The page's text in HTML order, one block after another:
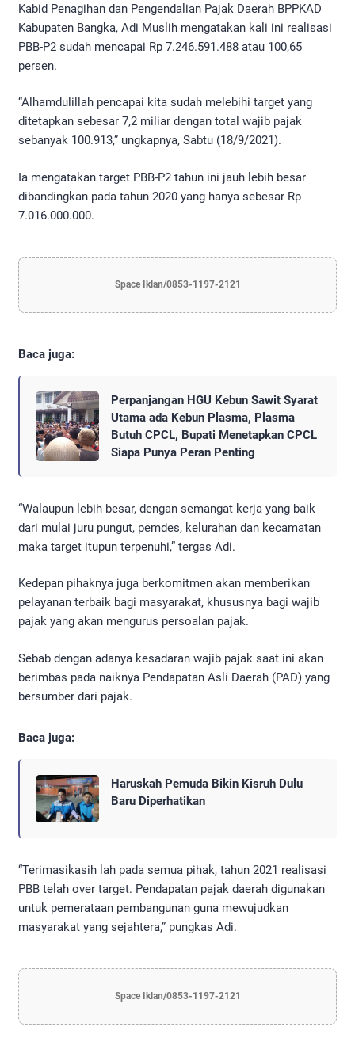
Kabid Penagihan dan Pengendalian Pajak Daerah BPPKAD
Kabupaten Bangka, Adi Muslih mengatakan kali ini realisasi
PBB-P2 sudah mencapai Rp 7.246.591.488 atau 100,65
persen.
“Alhamdulillah pencapai kita sudah melebihi target yang
ditetapkan sebesar 7,2 miliar dengan total wajib pajak
sebanyak 100.913,” ungkapnya, Sabtu (18/9/2021).
Ia mengatakan target PBB-P2 tahun ini jauh lebih besar
dibandingkan pada tahun 2020 yang hanya sebesar Rp
7.016.000.000.
Space Iklan/0853-1197-2121
Baca juga:
Perpanjangan HGU Kebun Sawit Syarat
Utama ada Kebun Plasma, Plasma
Butuh CPCL, Bupati Menetapkan CPCL
Siapa Punya Peran Penting
“Walaupun lebih besar, dengan semangat kerja yang baik
dari mulai juru pungut, pemdes, kelurahan dan kecamatan
maka target itupun terpenuhi,” tergas Adi.
Kedepan pihaknya juga berkomitmen akan memberikan
pelayanan terbaik bagi masyarakat, khususnya bagi wajib
pajak yang akan mengurus persoalan pajak.
Sebab dengan adanya kesadaran wajib pajak saat ini akan
berimbas pada naiknya Pendapatan Asli Daerah (PAD) yang
bersumber dari pajak.
Baca juga:
Haruskah Pemuda Bikin Kisruh Dulu
Baru Diperhatikan
“Terimasikasih lah pada semua pihak, tahun 2021 realisasi
PBB telah over target. Pendapatan pajak daerah digunakan
untuk pemerataan pembangunan guna mewujudkan
masyarakat yang sejahtera,” pungkas Adi.
Space Iklan/0853-1197-2121